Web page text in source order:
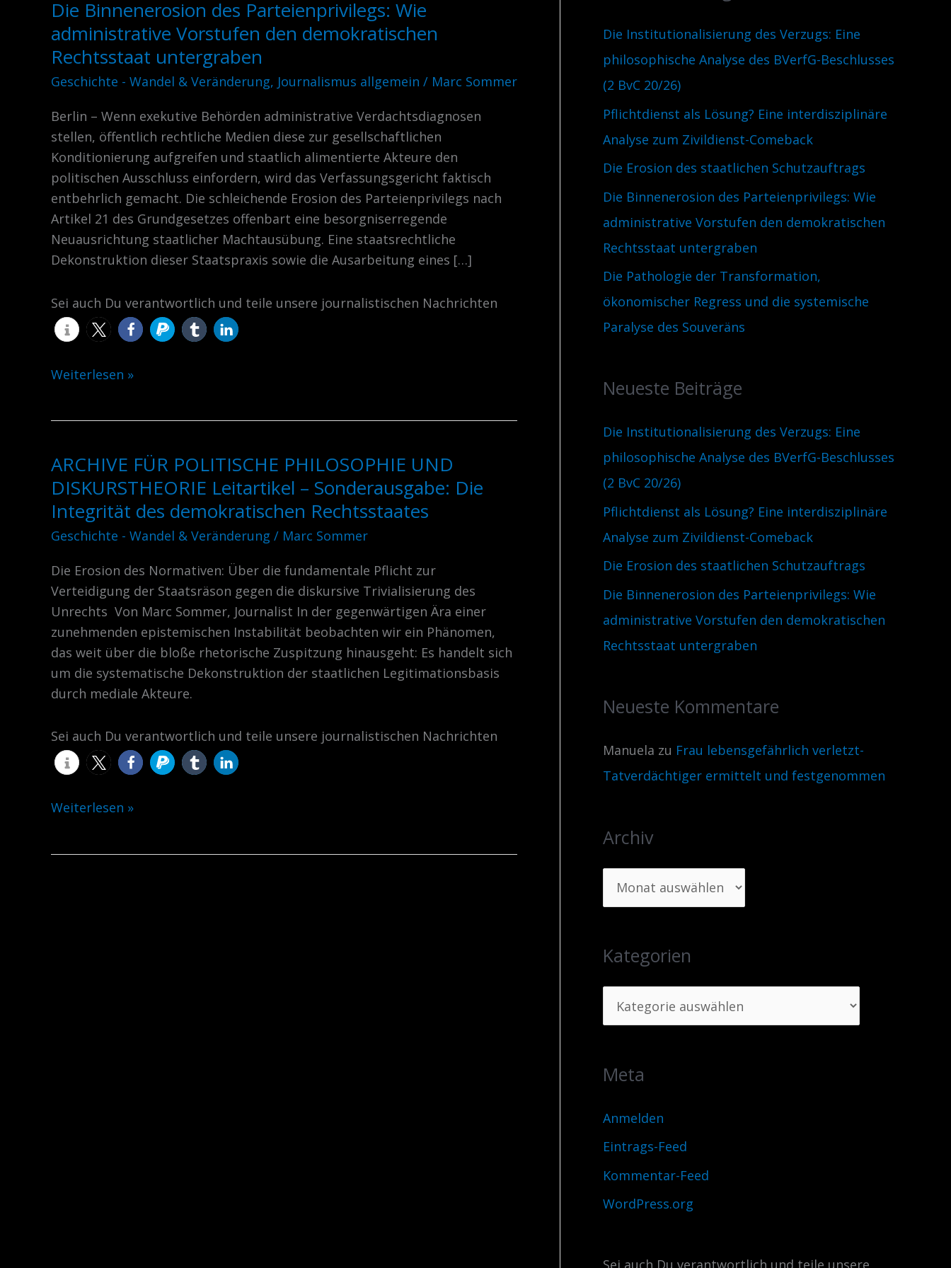
Die Binnenerosion des Parteienprivilegs: Wie
administrative Vorstufen den demokratischen
Rechtsstaat untergraben
Geschichte - Wandel & Veränderung, Journalismus allgemein / Marc Sommer
Berlin – Wenn exekutive Behörden administrative Verdachtsdiagnosen
stellen, öffentlich rechtliche Medien diese zur gesellschaftlichen
Konditionierung aufgreifen und staatlich alimentierte Akteure den
politischen Ausschluss einfordern, wird das Verfassungsgericht faktisch
entbehrlich gemacht. Die schleichende Erosion des Parteienprivilegs nach
Artikel 21 des Grundgesetzes offenbart eine besorgniserregende
Neuausrichtung staatlicher Machtausübung. Eine staatsrechtliche
Dekonstruktion dieser Staatspraxis sowie die Ausarbeitung eines […]
Sei auch Du verantwortlich und teile unsere journalistischen Nachrichten
Die
Binnenerosion
des
Parteienprivilegs:
Wie
administrative
Vorstufen
den
demokratischen
Rechtsstaat
untergraben
Weiterlesen »
ARCHIVE FÜR POLITISCHE PHILOSOPHIE UND
DISKURSTHEORIE Leitartikel – Sonderausgabe: Die
Integrität des demokratischen Rechtsstaates
Geschichte - Wandel & Veränderung / Marc Sommer
Die Erosion des Normativen: Über die fundamentale Pflicht zur
Verteidigung der Staatsräson gegen die diskursive Trivialisierung des
Unrechts Von Marc Sommer, Journalist In der gegenwärtigen Ära einer
zunehmenden epistemischen Instabilität beobachten wir ein Phänomen,
das weit über die bloße rhetorische Zuspitzung hinausgeht: Es handelt sich
um die systematische Dekonstruktion der staatlichen Legitimationsbasis
durch mediale Akteure.
Sei auch Du verantwortlich und teile unsere journalistischen Nachrichten
ARCHIVE
FÜR
POLITISCHE
PHILOSOPHIE
UND
DISKURSTHEORIE
Leitartikel
–
Sonderausgabe:
Die
Integrität
des
Rechtsstaates
Weiterlesen »
a
c
h
:
Die Institutionalisierung des Verzugs: Eine
philosophische Analyse des BVerfG-Beschlusses
(2 BvC 20/26)
Pflichtdienst als Lösung? Eine interdisziplinäre
Analyse zum Zivildienst-Comeback
Die Erosion des staatlichen Schutzauftrags
Die Binnenerosion des Parteienprivilegs: Wie
administrative Vorstufen den demokratischen
Rechtsstaat untergraben
Die Pathologie der Transformation,
ökonomischer Regress und die systemische
Paralyse des Souveräns
Neueste Beiträge
Die Institutionalisierung des Verzugs: Eine
philosophische Analyse des BVerfG-Beschlusses
(2 BvC 20/26)
Pflichtdienst als Lösung? Eine interdisziplinäre
Analyse zum Zivildienst-Comeback
Die Erosion des staatlichen Schutzauftrags
Die Binnenerosion des Parteienprivilegs: Wie
administrative Vorstufen den demokratischen
Rechtsstaat untergraben
Neueste Kommentare
Manuela zu Frau lebensgefährlich verletzt-
Tatverdächtiger ermittelt und festgenommen
Archiv
Kategorien
i
e
n
Meta
Anmelden
Eintrags-Feed
Kommentar-Feed
WordPress.org